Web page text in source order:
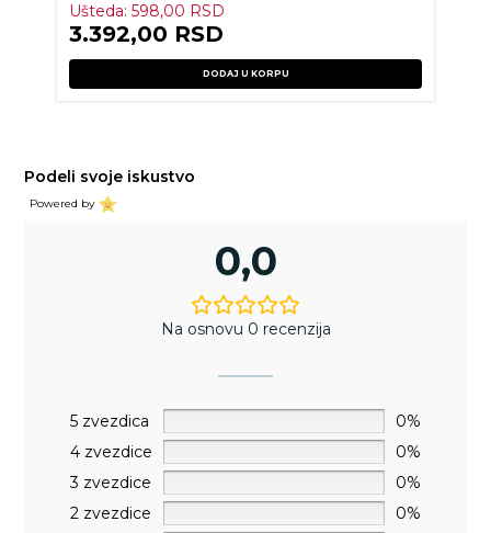
Ušteda:598,00 RSD
3.392,00 RSD
DODAJ U KORPU
Podeli svoje iskustvo
Powered by
0,0
Na osnovu 0 recenzija
5 zvezdica
0%
4 zvezdice
0%
3 zvezdice
0%
2 zvezdice
0%